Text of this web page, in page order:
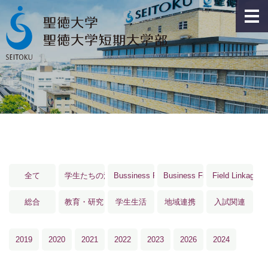
全て 学生たちの活躍Bussiness Field Linkage®･Field Linkage®
Business Field Linkage®
Field Linkage®
総合 教育・研究 学生生活 地域連携 入試関連
2019 2020 2021 2022 2023 2026 2024